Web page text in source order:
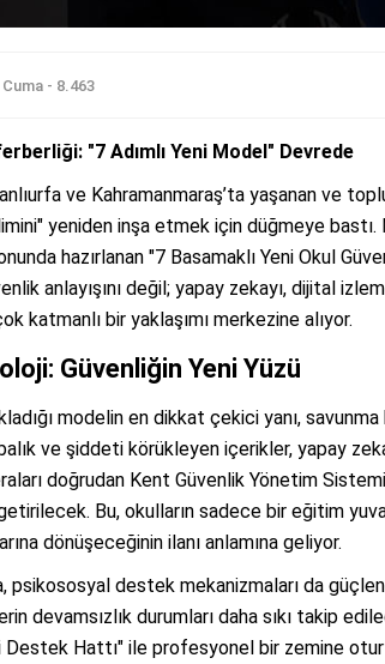
Cuma - 8.463
"7 Adımlı Yeni Model" Devrede
ve Kahramanmaraş’ta yaşanan ve
yeniden inşa etmek için düğmeye
hazırlanan "7 Basamaklı Yeni Okul
anlayışını değil; yapay zekayı, dijital
katmanlı bir yaklaşımı merkezine alıyor.
Güvenliğin Yeni Yüzü
modelin en dikkat çekici yanı,
ve şiddeti körükleyen içerikler, yapay
doğrudan Kent Güvenlik Yönetim
Bu, okulların sadece bir eğitim
dönüşeceğinin ilanı anlamına geliyor.
psikososyal destek mekanizmaları da
devamsızlık durumları daha sıkı takip
Destek Hattı" ile profesyonel bir zemine